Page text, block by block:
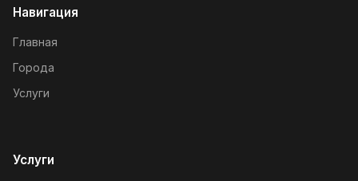
Навигация
Главная
Города
Услуги
Услуги